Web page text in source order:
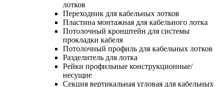
лотков
Переходник для кабельных лотков
Пластина монтажная для кабельного лотка
Потолочный кронштейн для системы
прокладки кабеля
Потолочный профиль для кабельных лотков
Разделитель для лотка
Рейки профильные конструкционные/
несущие
Секция вертикальная угловая для кабельных